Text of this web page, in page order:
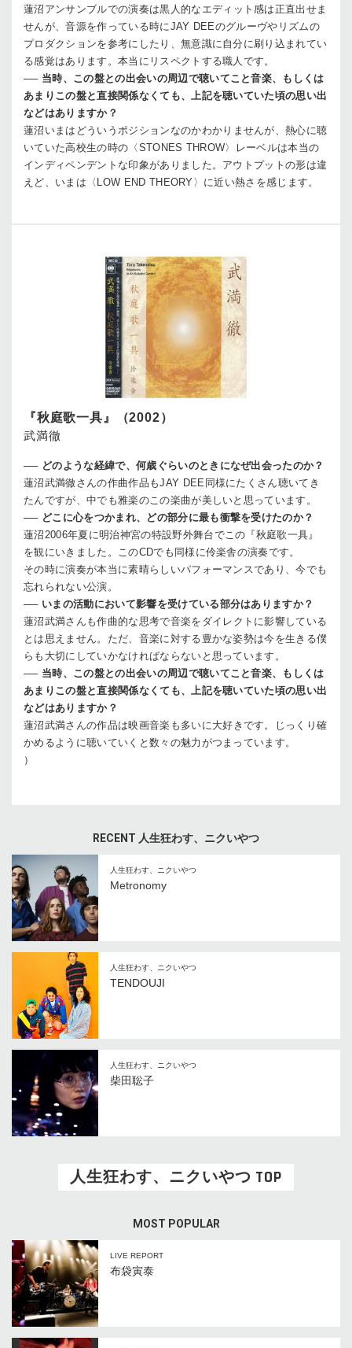
蓮沼 アンサンブルでの演奏は黒人的なエディット感は正直出せま
せんが、音源を作っている時にJAY DEEのグルーヴやリズムの
プロダクションを参考にしたり、無意識に自分に刷り込まれてい
る感覚はあります。本当にリスペクトする職人です。
── 当時、この盤との出会いの周辺で聴いてこと音楽、もしくは
あまりこの盤と直接関係なくても、上記を聴いていた頃の思い出
などはありますか？
蓮沼 いまはどういうポジションなのかわかりませんが、熱心に聴
いていた高校生の時の〈STONES THROW〉レーベルは本当の
インディペンデントな印象がありました。アウトプットの形は違
えど、いまは〈LOW END THEORY〉に近い熱さを感じます。
『秋庭歌一具』（2002）
武満徹
── どのような経緯で、何歳ぐらいのときになぜ出会ったのか？
蓮沼武満徹さんの作曲作品もJAY DEE同様にたくさん聴いてき
たんですが、中でも雅楽のこの楽曲が美しいと思っています。
── どこに心をつかまれ、どの部分に最も衝撃を受けたのか？
蓮沼2006年夏に明治神宮の特設野外舞台でこの『秋庭歌一具』
を観にいきました。このCDでも同様に伶楽舎の演奏です。
その時に演奏が本当に素晴らしいパフォーマンスであり、今でも
忘れられない公演。
── いまの活動において影響を受けている部分はありますか？
蓮沼武満さんも作曲的な思考で音楽をダイレクトに影響している
とは思えません。ただ、音楽に対する豊かな姿勢は今を生きる僕
らも大切にしていかなければならないと思っています。
── 当時、この盤との出会いの周辺で聴いてこと音楽、もしくは
あまりこの盤と直接関係なくても、上記を聴いていた頃の思い出
などはありますか？
蓮沼武満さんの作品は映画音楽も多いに大好きです。じっくり確
かめるように聴いていくと数々の魅力がつまっています。
）
RECENT 人生狂わす、ニクいやつ
人生狂わす、ニクいやつ
Metronomy
人生狂わす、ニクいやつ
TENDOUJI
人生狂わす、ニクいやつ
柴田聡子
人生狂わす、ニクいやつ TOP
MOST POPULAR
LIVE REPORT
布袋寅泰